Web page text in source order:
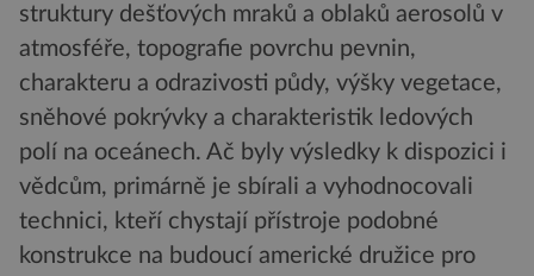
struktury dešťových mraků a oblaků aerosolů v
atmosféře, topografie povrchu pevnin,
charakteru a odrazivosti půdy, výšky vegetace,
sněhové pokrývky a charakteristik ledových
polí na oceánech. Ač byly výsledky k dispozici i
vědcům, primárně je sbírali a vyhodnocovali
technici, kteří chystají přístroje podobné
konstrukce na budoucí americké družice pro